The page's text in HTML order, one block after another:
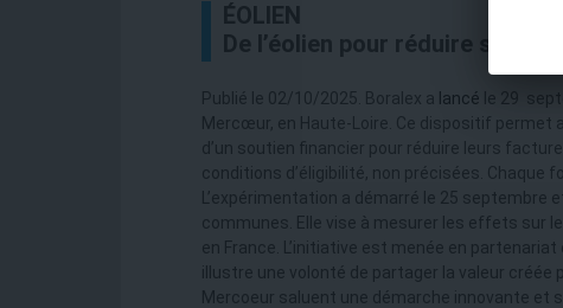
ÉOLIEN
De l’éolien pour réduire sa
Publié le 02/10/2025. Boralex a lancé le 29
Mercœur, en Haute-Loire. Ce dispositif permet
d’un soutien financier pour réduire leurs
conditions d’éligibilité, non précisées. Chaque
L’expérimentation a démarré le 25
communes. Elle vise à mesurer les effets sur
en France. L’initiative est menée en
illustre une volonté de partager la valeur créée
Mercoeur saluent une démarche innovante et